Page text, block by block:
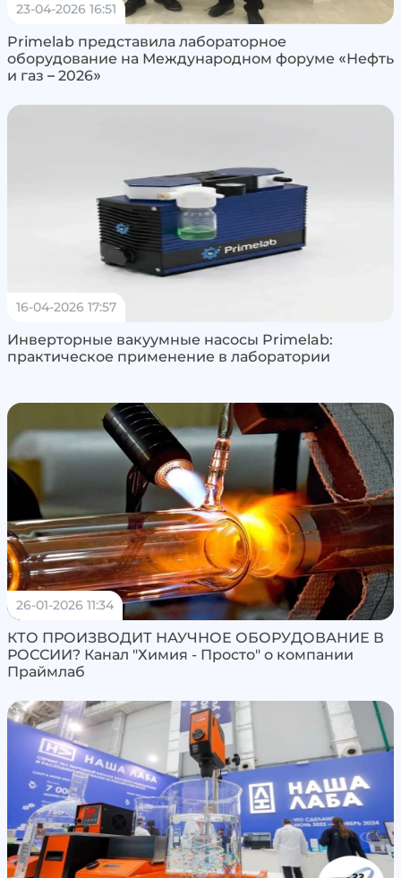
23-04-2026 16:51
Primelab представила лабораторное
оборудование на Международном форуме «Нефть
и газ – 2026»
16-04-2026 17:57
Инверторные вакуумные насосы Primelab:
практическое применение в лаборатории
26-01-2026 11:34
КТО ПРОИЗВОДИТ НАУЧНОЕ ОБОРУДОВАНИЕ В
РОССИИ? Канал "Химия - Просто" о компании
Праймлаб